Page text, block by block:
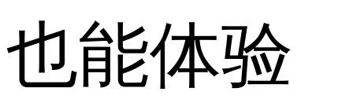
也能体验